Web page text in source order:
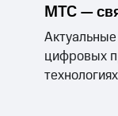
МТС —
цифровых